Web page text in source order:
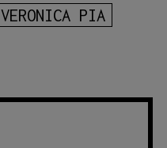
VERONICA PIA